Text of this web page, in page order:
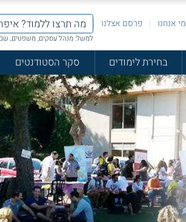
מי אנחנו פרסם אצלנו
למשל: מנהל עסקים, משפטים,
בחירת לימודים סקר הסטודנטים